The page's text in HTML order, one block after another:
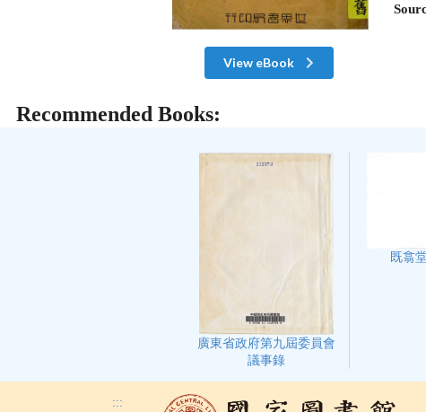
View eBook
Recommended Books:
廣東省政府第九屆委員會
議事錄
既翕
:::